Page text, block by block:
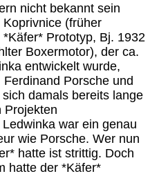
nicht bekannt sein
(früher
Prototyp, Bj. 1932
Boxermotor), der ca.
entwickelt wurde,
Porsche und
damals bereits lange
Projekten
war ein genau
wie Porsche. Wer nun
hatte ist strittig. Doch
hatte der *Käfer*